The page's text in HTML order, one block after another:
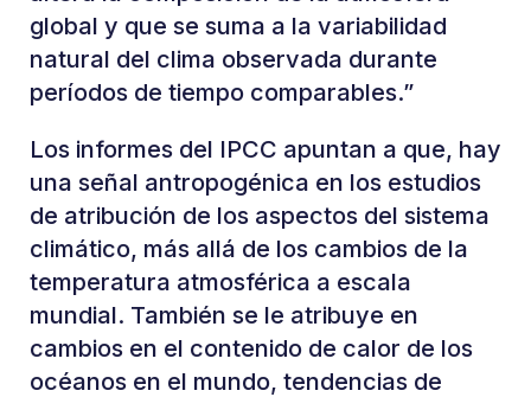
global y que se suma a la variabilidad
natural del clima observada durante
períodos de tiempo comparables.”
Los informes del IPCC apuntan a que, hay
una señal antropogénica en los estudios
de atribución de los aspectos del sistema
climático, más allá de los cambios de la
temperatura atmosférica a escala
mundial. También se le atribuye en
cambios en el contenido de calor de los
océanos en el mundo, tendencias de